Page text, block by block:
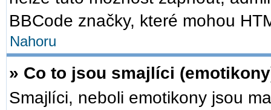
BBCode značky, které mohou
Nahoru
» Co to jsou smajlíci
Smajlíci, neboli emotikony jsou